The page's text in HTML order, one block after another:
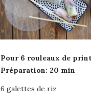
Pour 6 rouleaux de
Préparation: 20 min
6 galettes de riz